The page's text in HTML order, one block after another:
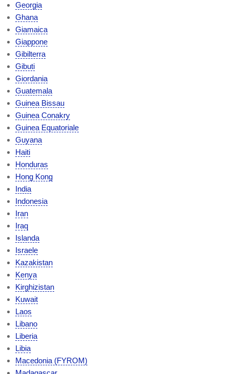
Georgia
Ghana
Giamaica
Giappone
Gibilterra
Gibuti
Giordania
Guatemala
Guinea Bissau
Guinea Conakry
Guinea Equatoriale
Guyana
Haiti
Honduras
Hong Kong
India
Indonesia
Iran
Iraq
Islanda
Israele
Kazakistan
Kenya
Kirghizistan
Kuwait
Laos
Libano
Liberia
Libia
Macedonia (FYROM)